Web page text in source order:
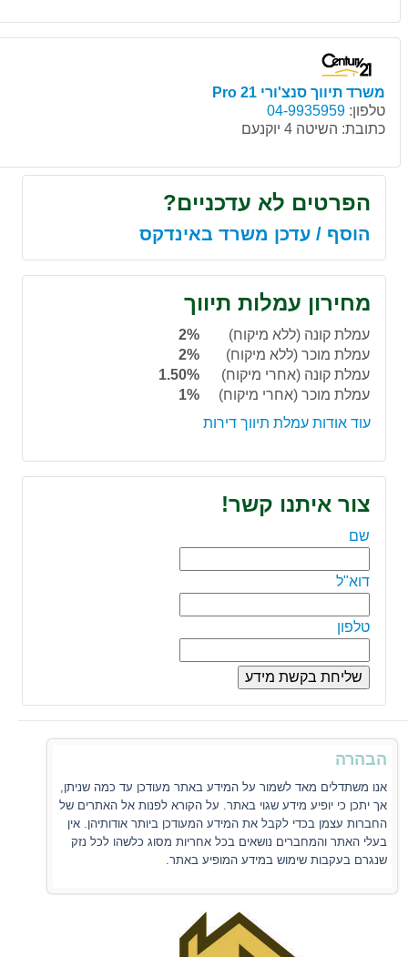
משרד תיווך סנצ'ורי 21 Pro
טלפון:04-9935959
כתובת:השיטה 4 יוקנעם
הפרטים לא עדכניים?
הוסף / עדכן משרד באינדקס
מחירון עמלות תיווך
עמלת קונה (ללא מיקוח)
2%
עמלת מוכר (ללא מיקוח)
2%
עמלת קונה (אחרי מיקוח)
1.50%
עמלת מוכר (אחרי מיקוח)
1%
עוד אודות עמלת תיווך דירות
צור איתנו קשר!
שם
דוא"ל
טלפון
הבהרה
אנו משתדלים מאד לשמור על המידע באתר מעודכן עד כמה שניתן,
אך יתכן כי יופיע מידע שגוי באתר. על הקורא לפנות אל האתרים של
החברות עצמן בכדי לקבל את המידע המעודכן ביותר אודותיהן. אין
בעלי האתר והמחברים נושאים בכל אחריות מסוג כלשהו לכל נזק
שנגרם בעקבות שימוש במידע המופיע באתר.